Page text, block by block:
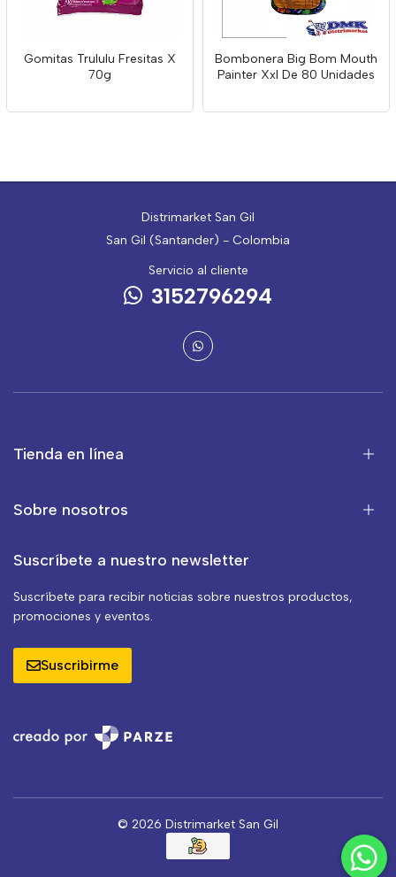
Gomitas Trululu Fresitas X
70g
Bombonera Big Bom Mouth
Painter Xxl De 80 Unidades
Distrimarket San Gil
San Gil (Santander) - Colombia
Servicio al cliente
3152796294
Tienda en línea
Sobre nosotros
Suscríbete a nuestro newsletter
Suscríbete para recibir noticias sobre nuestros productos,
promociones y eventos.
Suscribirme
© 2026 Distrimarket San Gil